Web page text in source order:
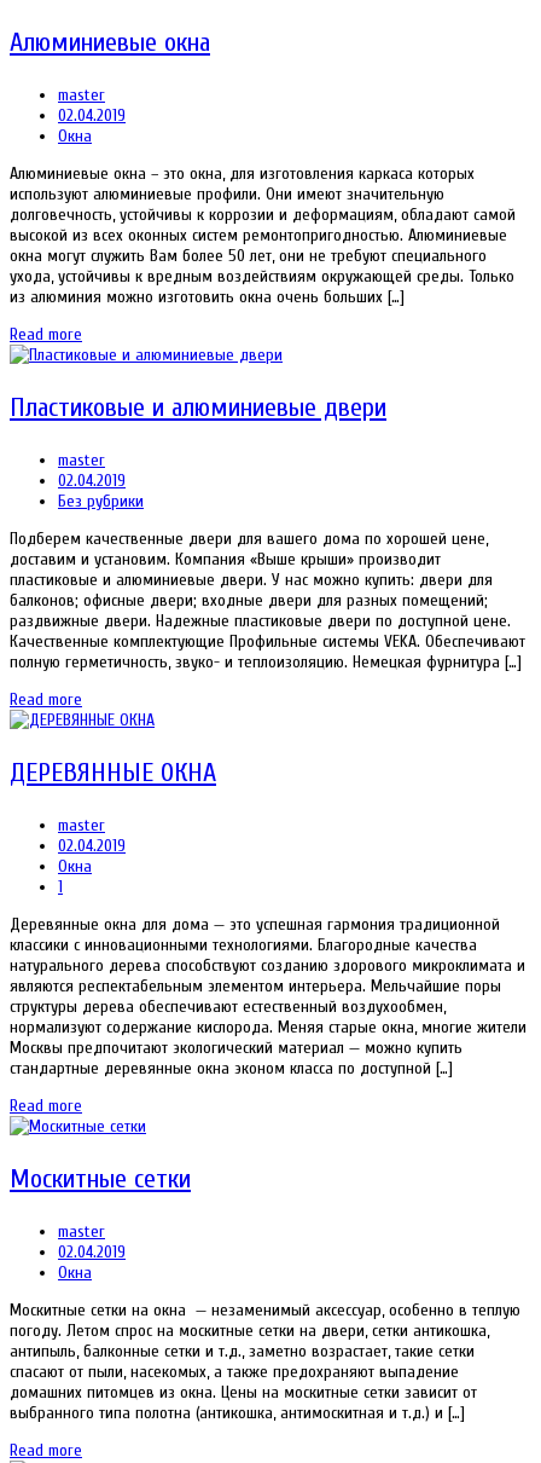
Алюминиевые окна
master
02.04.2019
Окна
Алюминиевые окна – это окна, для изготовления каркаса которых
используют алюминиевые профили. Они имеют значительную
долговечность, устойчивы к коррозии и деформациям, обладают самой
высокой из всех оконных систем ремонтопригодностью. Алюминиевые
окна могут служить Вам более 50 лет, они не требуют специального
ухода, устойчивы к вредным воздействиям окружающей среды. Только
из алюминия можно изготовить окна очень больших […]
Read more
Пластиковые и алюминиевые двери
master
02.04.2019
Без рубрики
Подберем качественные двери для вашего дома по хорошей цене,
доставим и установим. Компания «Выше крыши» производит
пластиковые и алюминиевые двери. У нас можно купить: двери для
балконов; офисные двери; входные двери для разных помещений;
раздвижные двери. Надежные пластиковые двери по доступной цене.
Качественные комплектующие Профильные системы VEKA. Обеспечивают
полную герметичность, звуко- и теплоизоляцию. Немецкая фурнитура […]
Read more
ДЕРЕВЯННЫЕ ОКНА
master
02.04.2019
Окна
1
Деревянные окна для дома — это успешная гармония традиционной
классики с инновационными технологиями. Благородные качества
натурального дерева способствуют созданию здорового микроклимата и
являются респектабельным элементом интерьера. Мельчайшие поры
структуры дерева обеспечивают естественный воздухообмен,
нормализуют содержание кислорода. Меняя старые окна, многие жители
Москвы предпочитают экологический материал — можно купить
стандартные деревянные окна эконом класса по доступной […]
Read more
Москитные сетки
master
02.04.2019
Окна
Москитные сетки на окна — незаменимый аксессуар, особенно в теплую
погоду. Летом спрос на москитные сетки на двери, сетки антикошка,
антипыль, балконные сетки и т.д., заметно возрастает, такие сетки
спасают от пыли, насекомых, а также предохраняют выпадение
домашних питомцев из окна. Цены на москитные сетки зависит от
выбранного типа полотна (антикошка, антимоскитная и т.д.) и […]
Read more